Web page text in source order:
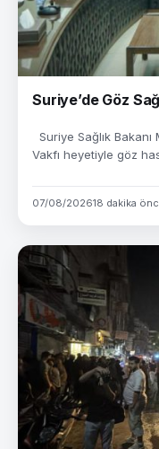
Suriye’de Göz
Suriye Sağlık
Vakfı heyetiyle göz
07/08/202618 dakika